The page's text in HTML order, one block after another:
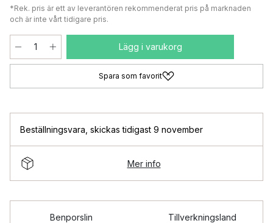
*Rek. pris är ett av leverantören rekommenderat pris på marknaden
och är inte vårt tidigare pris.
Lägg i varukorg
Spara som favorit
Beställningsvara skickas tidigast 9 november
Mer info
Benporslin
Tillverkningsland